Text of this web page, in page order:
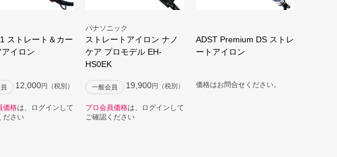
ストレート＆カー
アイロン
12,000円（税別）
価格は、ログインして
ださい
パナソニック
ストレートアイロン ナノ
ケア プロモデル EH-
HS0EK
一般会員 19,900円（税別）
プロ会員価格は、ログインして
ご確認ください
ADST Premium DS ストレ
ートアイロン
価格はお問合せください。